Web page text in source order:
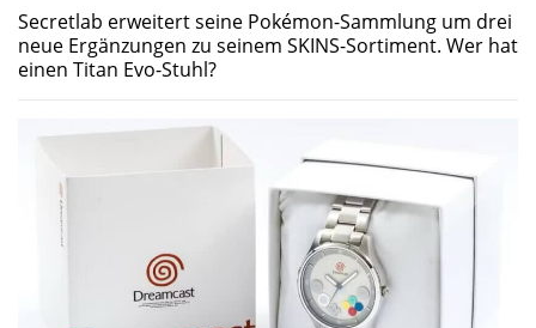
Secretlab erweitert seine Pokémon-Sammlung um drei
neue Ergänzungen zu seinem SKINS-Sortiment. Wer hat
einen Titan Evo-Stuhl?